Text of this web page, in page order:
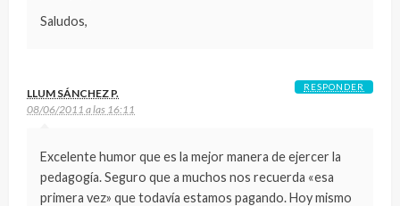
Saludos,
LLUM SÁNCHEZ P.
08/06/2011 a las 16:11
Excelente humor que es la mejor manera de ejercer la
pedagogía. Seguro que a muchos nos recuerda «esa
primera vez» que todavía estamos pagando. Hoy mismo
RESPONDER